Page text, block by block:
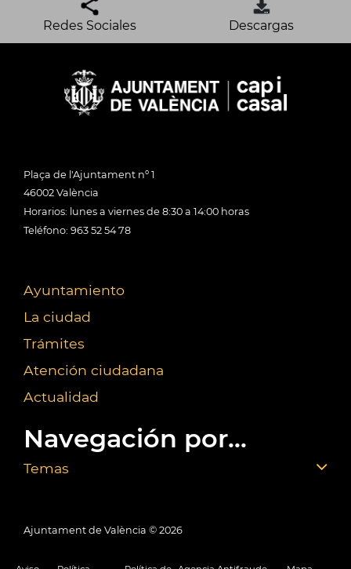
Redes Sociales Descargas
Plaça de l'Ajuntament nº 1
46002 València
Horarios: lunes a viernes de 8:30 a 14:00 horas
Teléfono: 963 52 54 78
Ayuntamiento
La ciudad
Trámites
Atención ciudadana
Actualidad
Navegación por...
Temas
Ajuntament de València © 2026